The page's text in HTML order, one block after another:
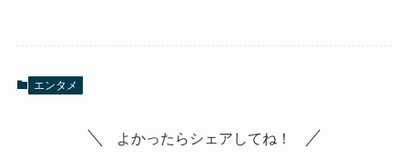
エンタメ
よかったらシェアしてね！